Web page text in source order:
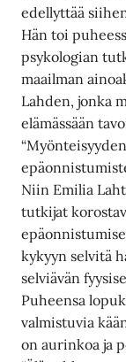
edellyttää
Hän toi
psykologian
maailman
Lahden, jonka
elämässään
Niin Emilia
tutkijat
kykyyn selvitä
selviävän
Puheensa
valmistuvia
on aurinkoa ja